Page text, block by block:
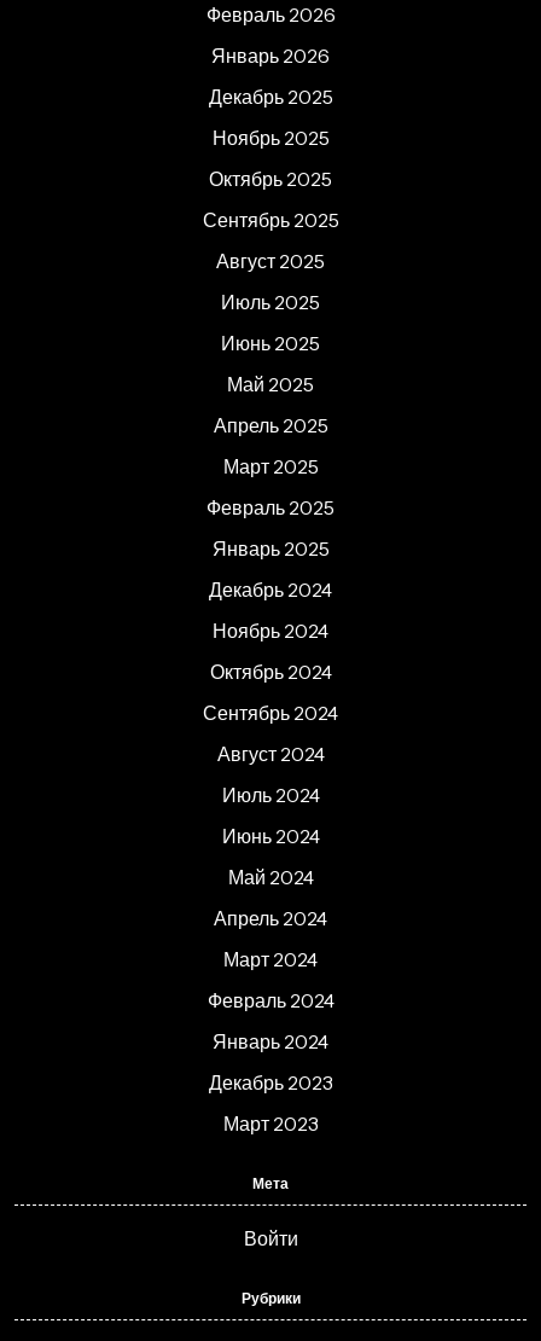
Февраль 2026
Январь 2026
Декабрь 2025
Ноябрь 2025
Октябрь 2025
Сентябрь 2025
Август 2025
Июль 2025
Июнь 2025
Май 2025
Апрель 2025
Март 2025
Февраль 2025
Январь 2025
Декабрь 2024
Ноябрь 2024
Октябрь 2024
Сентябрь 2024
Август 2024
Июль 2024
Июнь 2024
Май 2024
Апрель 2024
Март 2024
Февраль 2024
Январь 2024
Декабрь 2023
Март 2023
Мета
Войти
Рубрики